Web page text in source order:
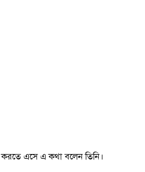
এসে এ কথা বলেন তিনি।